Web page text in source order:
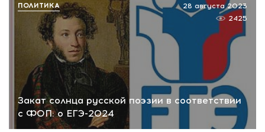
Закат солнца русской поэзии в соответствии
с ФОП: о ЕГЭ-2024
28 августа 2023
2425
ПОЛИТИКА